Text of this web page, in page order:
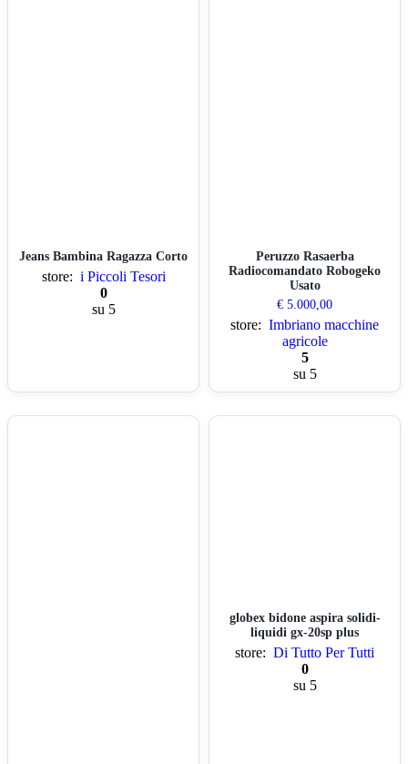
Jeans Bambina Ragazza Corto
store: i Piccoli Tesori
0
su 5
Peruzzo Rasaerba
Radiocomandato Robogeko
Usato
€ 5.000,00
store: Imbriano macchine
agricole
5
su 5
globex bidone aspira solidi-
liquidi gx-20sp plus
store: Di Tutto Per Tutti
0
su 5